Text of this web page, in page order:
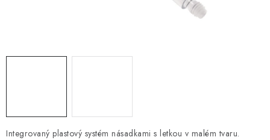
Kontakty Hodnocení obchodu
Integrovaný plastový systém násadkami s letkou v malém tvaru.